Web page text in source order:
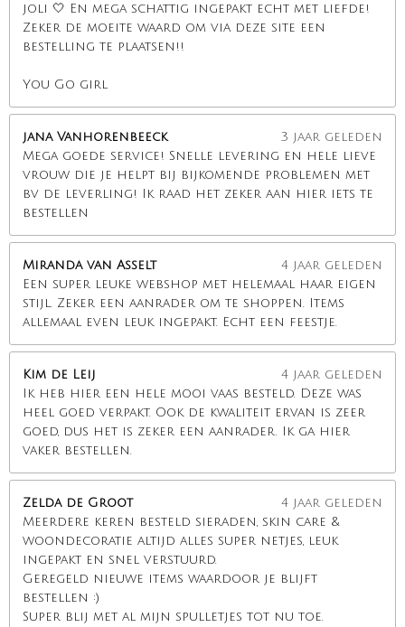
joli 🤍 En mega schattig ingepakt echt met liefde!
Zeker de moeite waard om via deze site een
bestelling te plaatsen!!
You Go girl
jana Vanhorenbeeck
3 jaar geleden
Mega goede service! Snelle levering en hele lieve
vrouw die je helpt bij bijkomende problemen met
bv de leverling! Ik raad het zeker aan hier iets te
bestellen
Miranda van Asselt
4 jaar geleden
Een super leuke webshop met helemaal haar eigen
stijl. Zeker een aanrader om te shoppen. Items
allemaal even leuk ingepakt. Echt een feestje.
Kim de Leij
4 jaar geleden
Ik heb hier een hele mooi vaas besteld. Deze was
heel goed verpakt. Ook de kwaliteit ervan is zeer
goed, dus het is zeker een aanrader. Ik ga hier
vaker bestellen.
Zelda de Groot
4 jaar geleden
Meerdere keren besteld sieraden, skin care &
woondecoratie altijd alles super netjes, leuk
ingepakt en snel verstuurd.
Geregeld nieuwe items waardoor je blijft
bestellen :)
Super blij met al mijn spulletjes tot nu toe.